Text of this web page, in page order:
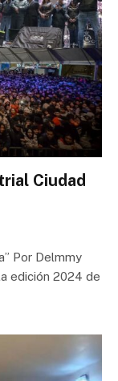
Ciudad
Por Delmmy
edición 2024 de